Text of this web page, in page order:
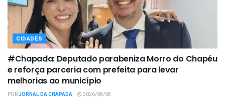
CIDADES
#Chapada: Deputado parabeniza Morro do Chapéu
e reforça parceria com prefeita para levar
melhorias ao município
PORJORNAL DA CHAPADA 2026/08/08